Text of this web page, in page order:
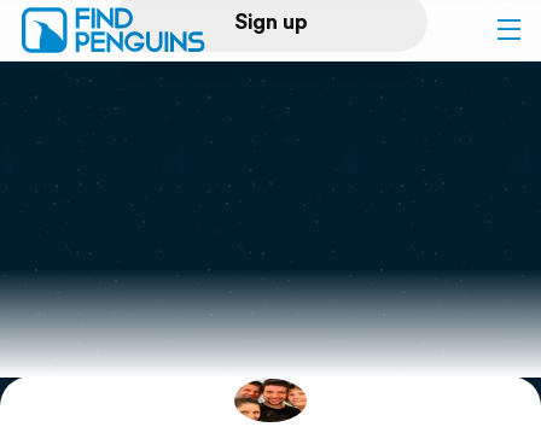
Sign up
Log in
Print a book
Flyover video
Explore